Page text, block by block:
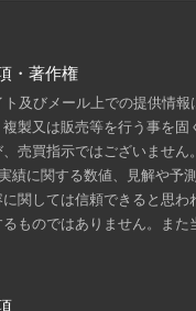
・著作権
ト及びメール上での提供情
複製又は販売等を行う事を
売買指示ではございません
績に関する数値、見解や予
関しては信頼できると思
るものではありません。ま